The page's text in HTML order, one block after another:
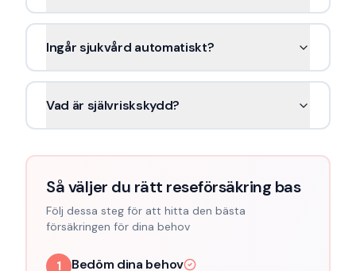
Ingår sjukvård automatiskt?
Vad är självriskskydd?
Så väljer du rätt reseförsäkring bas
Följ dessa steg för att hitta den bästa
försäkringen för dina behov
1 Bedöm dina behov